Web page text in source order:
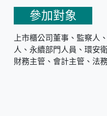
參加對象
上市櫃公司董事、監察人
人、永續部門人員、環安
財務主管、會計主管、法